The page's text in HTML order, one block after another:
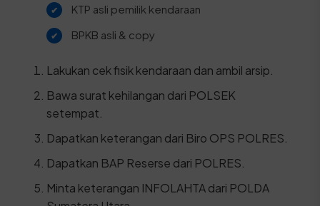
KTP asli pemilik kendaraan
BPKB asli & copy
Lakukan cek fisik kendaraan dan ambil arsip.
Bawa surat kehilangan dari POLSEK
setempat.
Dapatkan keterangan dari Biro OPS POLRES.
Dapatkan BAP Reserse dari POLRES.
Minta keterangan INFOLAHTA dari POLDA